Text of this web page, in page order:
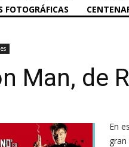
FOTOGRÁFICAS
Man, de
En